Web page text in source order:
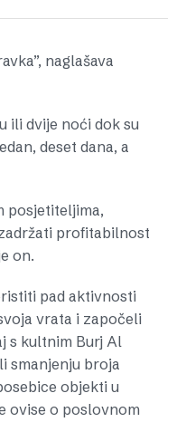
naglašava
ili dvije noći dok su
deset dana, a
posjetiteljima,
profitabilnost
on.
pad aktivnosti
vrata i započeli
s kultnim Burj Al
smanjenju broja
objekti u
ovise o poslovnom